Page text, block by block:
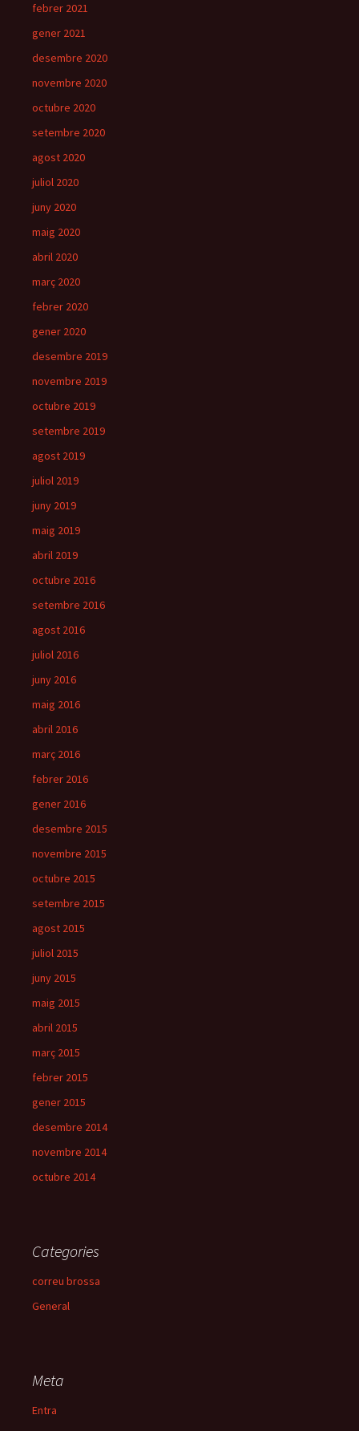
febrer 2021
gener 2021
desembre 2020
novembre 2020
octubre 2020
setembre 2020
agost 2020
juliol 2020
juny 2020
maig 2020
abril 2020
març 2020
febrer 2020
gener 2020
desembre 2019
novembre 2019
octubre 2019
setembre 2019
agost 2019
juliol 2019
juny 2019
maig 2019
abril 2019
octubre 2016
setembre 2016
agost 2016
juliol 2016
juny 2016
maig 2016
abril 2016
març 2016
febrer 2016
gener 2016
desembre 2015
novembre 2015
octubre 2015
setembre 2015
agost 2015
juliol 2015
juny 2015
maig 2015
abril 2015
març 2015
febrer 2015
gener 2015
desembre 2014
novembre 2014
octubre 2014
Categories
correu brossa
General
Meta
Entra